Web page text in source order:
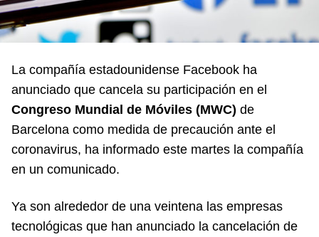
La compañía estadounidense Facebook ha
anunciado que cancela su participación en el
Congreso Mundial de Móviles (MWC) de
Barcelona como medida de precaución ante el
coronavirus, ha informado este martes la compañía
en un comunicado.
Ya son alrededor de una veintena las empresas
tecnológicas que han anunciado la cancelación de